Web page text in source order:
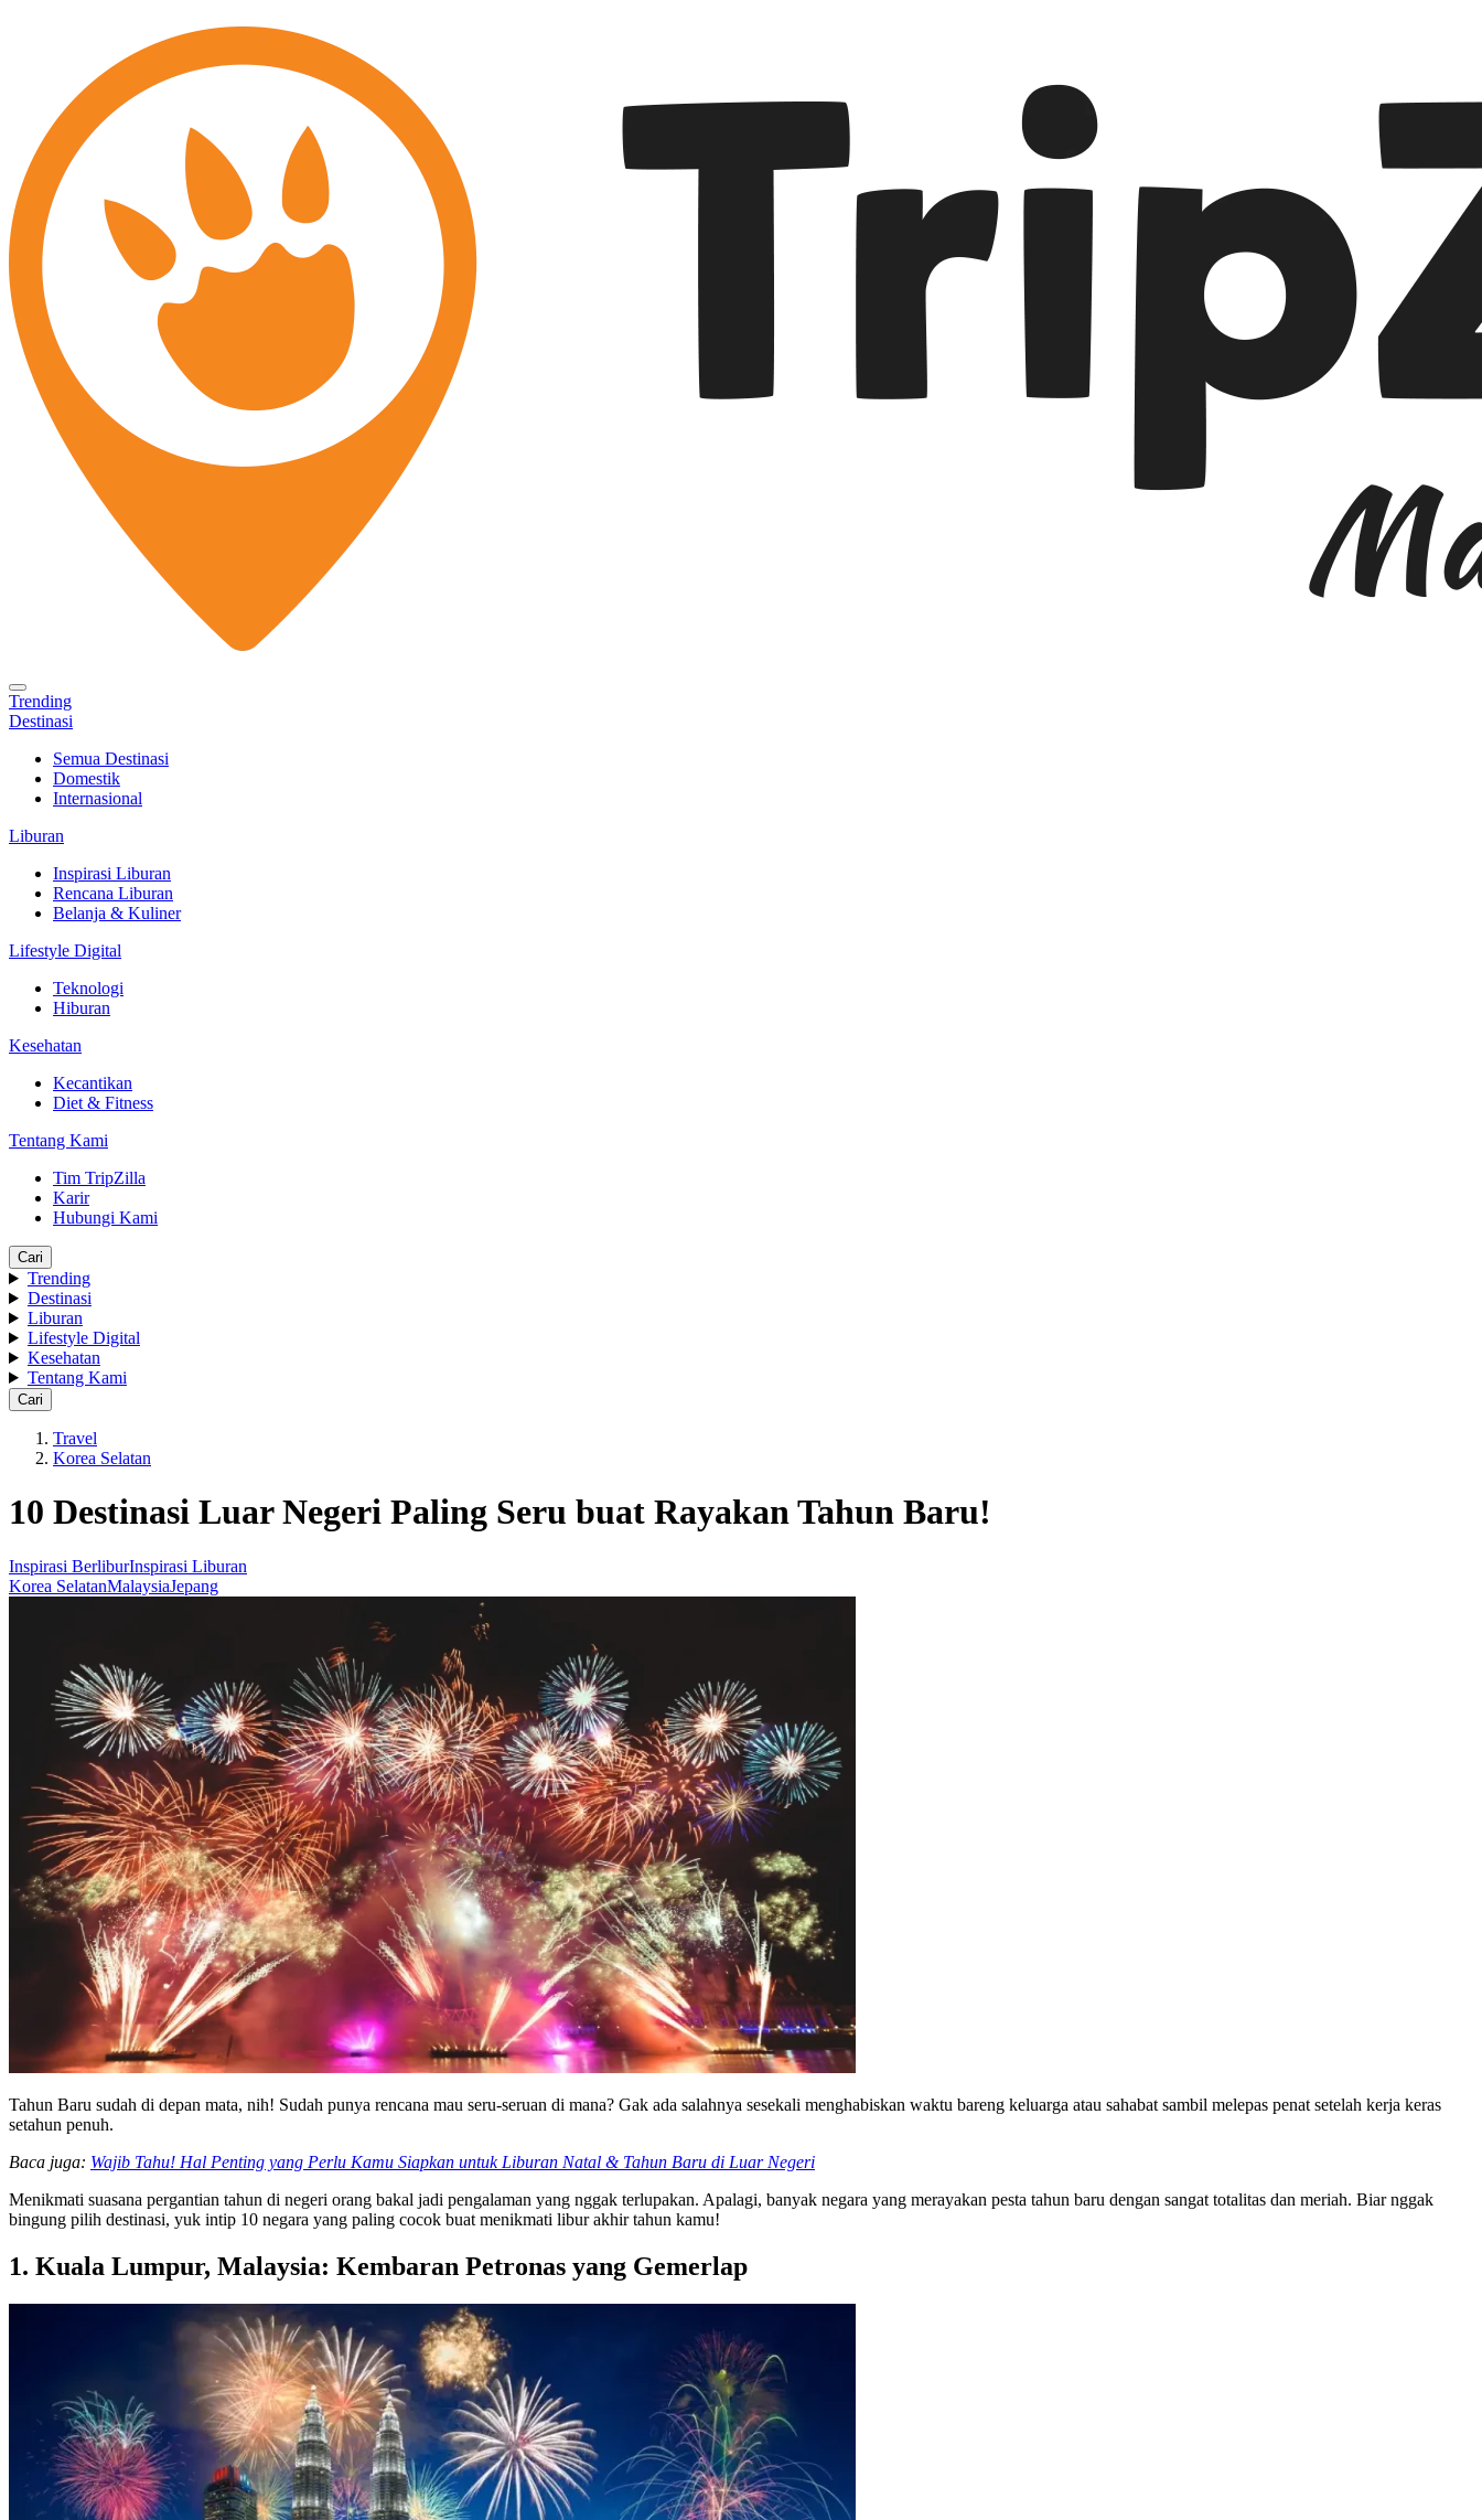
Trending
Destinasi
Semua Destinasi
Domestik
Internasional
Liburan
Inspirasi Liburan
Rencana Liburan
Belanja & Kuliner
Lifestyle Digital
Teknologi
Hiburan
Kesehatan
Kecantikan
Diet & Fitness
Tentang Kami
Tim TripZilla
Karir
Hubungi Kami
Cari
Trending
Destinasi
Liburan
Lifestyle Digital
Kesehatan
Tentang Kami
Cari
Travel
Korea Selatan
10 Destinasi Luar Negeri Paling Seru buat Rayakan Tahun Baru!
Inspirasi BerliburInspirasi Liburan
Korea SelatanMalaysiaJepang
Tahun Baru sudah di depan mata, nih! Sudah punya rencana mau seru-seruan di mana? Gak ada salahnya sesekali menghabiskan waktu bareng keluarga atau sahabat sambil melepas penat setelah kerja keras
setahun penuh.
Baca juga: Wajib Tahu! Hal Penting yang Perlu Kamu Siapkan untuk Liburan Natal & Tahun Baru di Luar Negeri
Menikmati suasana pergantian tahun di negeri orang bakal jadi pengalaman yang nggak terlupakan. Apalagi, banyak negara yang merayakan pesta tahun baru dengan sangat totalitas dan meriah. Biar nggak
bingung pilih destinasi, yuk intip 10 negara yang paling cocok buat menikmati libur akhir tahun kamu!
1. Kuala Lumpur, Malaysia: Kembaran Petronas yang Gemerlap